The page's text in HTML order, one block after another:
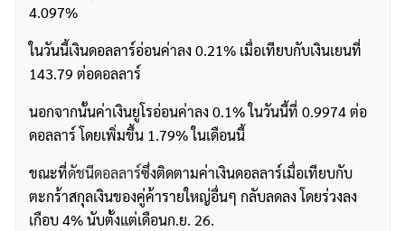
สำหรับ:
4.097%
ในวันนี้เงินดอลลาร์อ่อนค่าลง 0.21% เมื่อเทียบกับเงินเยนที่
143.79 ต่อดอลลาร์
นอกจากนั้นค่าเงินยูโรอ่อนค่าลง 0.1% ในวันนี้ที่ 0.9974 ต่อ
ดอลลาร์ โดยเพิ่มขึ้น 1.79% ในเดือนนี้
ขณะที่ดัชนีดอลลาร์ซึ่งติดตามค่าเงินดอลลาร์เมื่อเทียบกับ
ตะกร้าสกุลเงินของคู่ค้ารายใหญ่อื่นๆ กลับลดลง โดยร่วงลง
เกือบ 4% นับตั้งแต่เดือนก.ย. 26.